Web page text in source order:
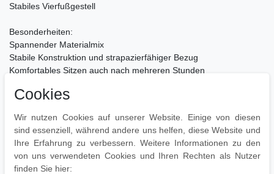
Stabiles Vierfußgestell
Besonderheiten:
Spannender Materialmix
Stabile Konstruktion und strapazierfähiger Bezug
Komfortables Sitzen auch nach mehreren Stunden
Pflegehinweise:
Tuch reinigen
Zur Reinigung empfehlen wir ein mit lauwarmem Wasser
angefeuchtetes Baumwolltuch
Oberflächen nur mit geeignetem Aufsatz absaugen
Cookies
Wir nutzen Cookies auf unserer Website. Einige von diesen
sind essenziell, während andere uns helfen, diese Website und
Ihre Erfahrung zu verbessern. Weitere Informationen zu den
von uns verwendeten Cookies und Ihren Rechten als Nutzer
finden Sie hier: